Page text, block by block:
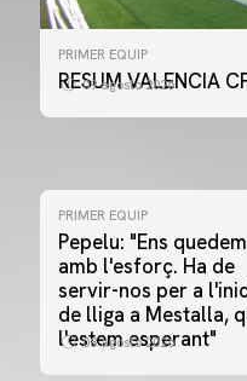
PRIMER EQUIP
RESUM VALENCIA
09 agosto 2026
PRIMER EQUIP
Pepelu: "Ens quedem
amb l'esforç. Ha de
servir-nos per a
de lliga a Mestalla,
l'estem esperant"
08 agosto 2026